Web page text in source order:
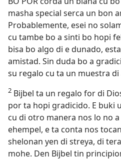
masha special serca un bon
Probablemente, esei no
cu tambe bo a sinti bo hopi
bisa bo algo di e dunado,
amistad. Sin duda bo a
su regalo cu ta un muestra
2 Bijbel ta un regalo for di
por ta hopi gradicido. E buki
cu di otro manera nos lo no
ehempel, e ta conta nos
shelonan yen di streya, di
mohe. Den Bijbel tin